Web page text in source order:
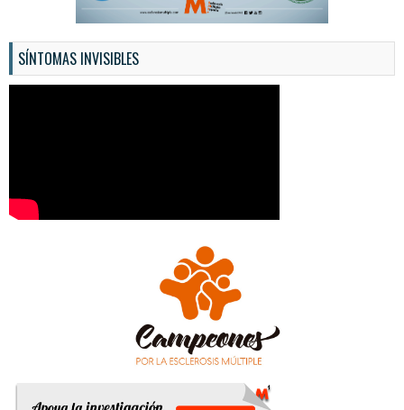
SÍNTOMAS INVISIBLES